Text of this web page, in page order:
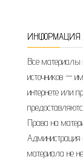
ИНФОРМАЦИЯ
Все материалы
источников —
интернете или
Права на
Администрация
материала не